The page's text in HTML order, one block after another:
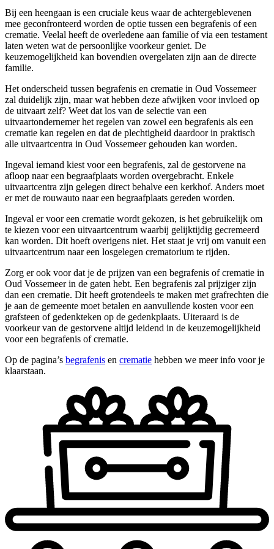
Bij een heengaan is een cruciale keus waar de achtergeblevenen
mee geconfronteerd worden de optie tussen een begrafenis of een
crematie. Veelal heeft de overledene aan familie of via een testament
laten weten wat de persoonlijke voorkeur geniet. De
keuzemogelijkheid kan bovendien overgelaten zijn aan de directe
familie.
Het onderscheid tussen begrafenis en crematie in Oud Vossemeer
zal duidelijk zijn, maar wat hebben deze afwijken voor invloed op
de uitvaart zelf? Weet dat los van de selectie van een
uitvaartondernemer het regelen van zowel een begrafenis als een
crematie kan regelen en dat de plechtigheid daardoor in praktisch
alle uitvaartcentra in Oud Vossemeer gehouden kan worden.
Ingeval iemand kiest voor een begrafenis, zal de gestorvene na
afloop naar een begraafplaats worden overgebracht. Enkele
uitvaartcentra zijn gelegen direct behalve een kerkhof. Anders moet
er met de rouwauto naar een begraafplaats gereden worden.
Ingeval er voor een crematie wordt gekozen, is het gebruikelijk om
te kiezen voor een uitvaartcentrum waarbij gelijktijdig gecremeerd
kan worden. Dit hoeft overigens niet. Het staat je vrij om vanuit een
uitvaartcentrum naar een losgelegen crematorium te rijden.
Zorg er ook voor dat je de prijzen van een begrafenis of crematie in
Oud Vossemeer in de gaten hebt. Een begrafenis zal prijziger zijn
dan een crematie. Dit heeft grotendeels te maken met grafrechten die
je aan de gemeente moet betalen en aanvullende kosten voor een
grafsteen of gedenkteken op de gedenkplaats. Uiteraard is de
voorkeur van de gestorvene altijd leidend in de keuzemogelijkheid
voor een begrafenis of crematie.
Op de pagina’s begrafenis en crematie hebben we meer info voor je
klaarstaan.